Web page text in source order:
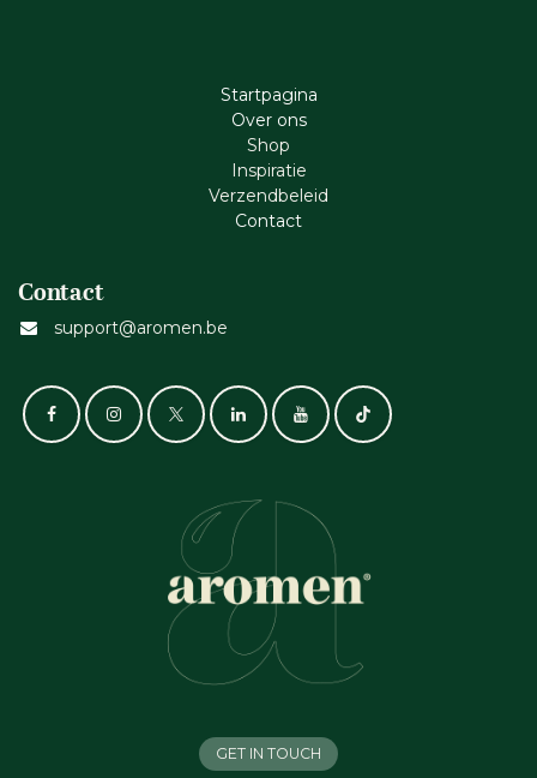
Startpagina
Ove​r​ ons
Shop
Inspiratie
Verzendbeleid
Cont​act
Contact
support@aromen.be
GET IN TOUCH